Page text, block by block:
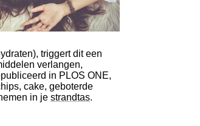
triggert dit een
verlangen,
in PLOS ONE,
cake, geboterde
in je strandtas.